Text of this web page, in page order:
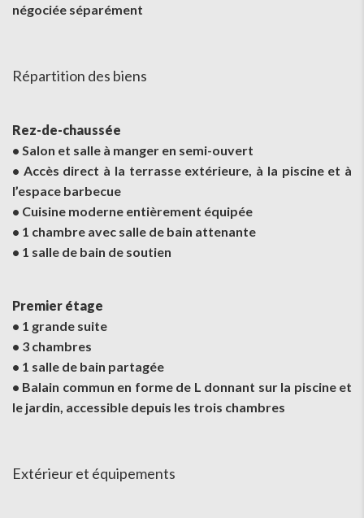
négociée séparément
Répartition des biens
Rez-de-chaussée
• Salon et salle à manger en semi-ouvert
• Accès direct à la terrasse extérieure, à la piscine et à
l’espace barbecue
• Cuisine moderne entièrement équipée
• 1 chambre avec salle de bain attenante
• 1 salle de bain de soutien
Premier étage
• 1 grande suite
• 3 chambres
• 1 salle de bain partagée
• Balain commun en forme de L donnant sur la piscine et
le jardin, accessible depuis les trois chambres
Extérieur et équipements